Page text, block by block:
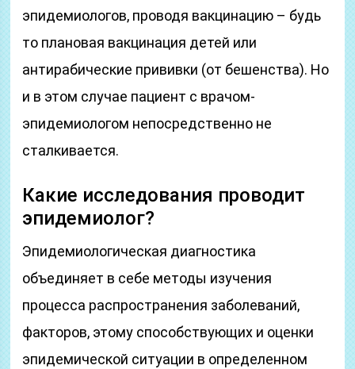
эпидемиологов, проводя вакцинацию – будь
то плановая вакцинация детей или
антирабические прививки (от бешенства). Но
и в этом случае пациент с врачом-
эпидемиологом непосредственно не
сталкивается.
Какие исследования проводит
эпидемиолог?
Эпидемиологическая диагностика
объединяет в себе методы изучения
процесса распространения заболеваний,
факторов, этому способствующих и оценки
эпидемической ситуации в определенном